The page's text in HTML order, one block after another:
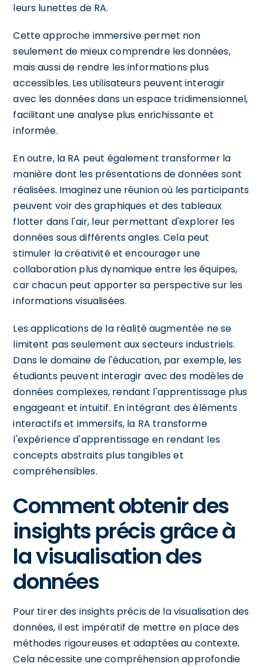
leurs lunettes de RA.
Cette approche immersive permet non
seulement de mieux comprendre les données,
mais aussi de rendre les informations plus
accessibles. Les utilisateurs peuvent interagir
avec les données dans un espace tridimensionnel,
facilitant une analyse plus enrichissante et
informée.
En outre, la RA peut également transformer la
manière dont les présentations de données sont
réalisées. Imaginez une réunion où les participants
peuvent voir des graphiques et des tableaux
flotter dans l'air, leur permettant d'explorer les
données sous différents angles. Cela peut
stimuler la créativité et encourager une
collaboration plus dynamique entre les équipes,
car chacun peut apporter sa perspective sur les
informations visualisées.
Les applications de la réalité augmentée ne se
limitent pas seulement aux secteurs industriels.
Dans le domaine de l'éducation, par exemple, les
étudiants peuvent interagir avec des modèles de
données complexes, rendant l'apprentissage plus
engageant et intuitif. En intégrant des éléments
interactifs et immersifs, la RA transforme
l'expérience d'apprentissage en rendant les
concepts abstraits plus tangibles et
compréhensibles.
Comment obtenir des
insights précis grâce à
la visualisation des
données
Pour tirer des insights précis de la visualisation des
données, il est impératif de mettre en place des
méthodes rigoureuses et adaptées au contexte.
Cela nécessite une compréhension approfondie